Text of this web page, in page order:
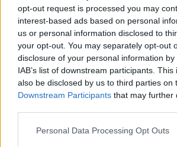
opt-out request is processed you may
interest-based ads based on personal
us or personal information disclosed to
your opt-out. You may separately opt-out
disclosure of your personal information
IAB’s list of downstream participants.
also be disclosed by us to third parties on
Downstream Participants that may further
Please note that this website/app uses
Personal Data Processing Opt Outs